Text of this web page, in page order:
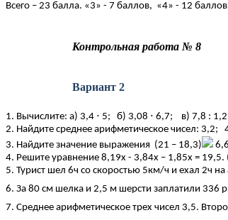
Всего – 23 балла. «3» - 7 баллов, «4» - 12
Контрольная работа № 8
Вариант 2
1. Вычислите: а) 3,4 ⋅ 5; б) 3,08 ⋅ 6,7; в) 7,8 :
2. Найдите среднее арифметическое чисел:
3. Найдите значение выражения (21 – 18,3)
4. Решите уравнение 8,19x - 3,84x – 1,85x = 19,5.
5. Турист шел 6ч со скоростью 5км/ч и ехал 2ч
6. За 80 см шелка и 2,5 м шерсти заплатили 336
7. Среднее арифметическое трех чисел 3,5.